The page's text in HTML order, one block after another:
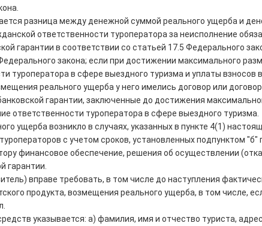
разница между денежной суммой реального ущерба и
ответственности туроператора за неисполнение
гарантии в соответствии со статьей 17.5 Федерального
закона; если при достижении максимального
туроператора в сфере выездного туризма и уплаты
реального ущерба у него имелись договор или
гарантии, заключенные до достижения
ответственности туроператора в сфере выездного туризма.
ущерба возникло в случаях, указанных в пункте 4(1)
с учетом сроков, установленных подпунктом "б"
финансовое обеспечение, решения об осуществлении
гарантии.
вправе требовать, в том числе до наступления
продукта, возмещения реального ущерба, в том числе,
указывается: а) фамилия, имя и отчество туриста,